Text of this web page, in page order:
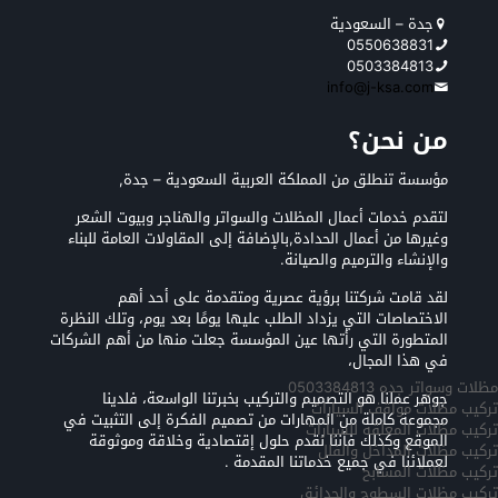
جدة – السعودية
0550638831
0503384813
info@j-ksa.com
من نحن؟
مؤسسة تنطلق من المملكة العربية السعودية – جدة,
لتقدم خدمات أعمال المظلات والسواتر والهناجر وبيوت الشعر
وغيرها من أعمال الحدادة,بالإضافة إلى المقاولات العامة للبناء
والإنشاء والترميم والصيانة.
لقد قامت شركتنا برؤية عصرية ومتقدمة على أحد أهم
الاختصاصات التي يزداد الطلب عليها يومًا بعد يوم، وتلك النظرة
المتطورة التي رأتها عين المؤسسة جعلت منها من أهم الشركات
في هذا المجال،
جوهر عملنا هو التصميم والتركيب بخبرتنا الواسعة، فلدينا
مجموعة كاملة من المهارات من تصميم الفكرة إلى التثبيت في
الموقع وكذلك فأننا نقدم حلول إقتصادية وخلاقة وموثوقة
لعملائنا في جميع خدماتنا المقدمة .
مظلات وسواتر جده 0503384813
تركيب مظلات مواقف السيارات
تركيب مظلات المعلقه للسيارات
تركيب مظلات المداخل والفلل
تركيب مظلات المسابح